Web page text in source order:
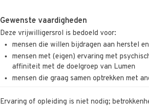
Gewenste vaardigheden
Deze vrijwilligersrol is bedoeld voor:
mensen die willen bijdragen aan herstel
mensen met (eigen) ervaring met
affiniteit met de doelgroep van Lumen
mensen die graag samen optrekken met
Ervaring of opleiding is niet nodig;